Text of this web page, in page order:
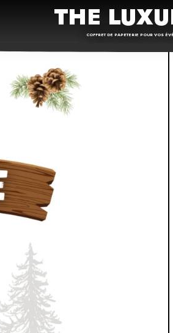
THE
COFFRET DE PAPETERIE POUR VOS